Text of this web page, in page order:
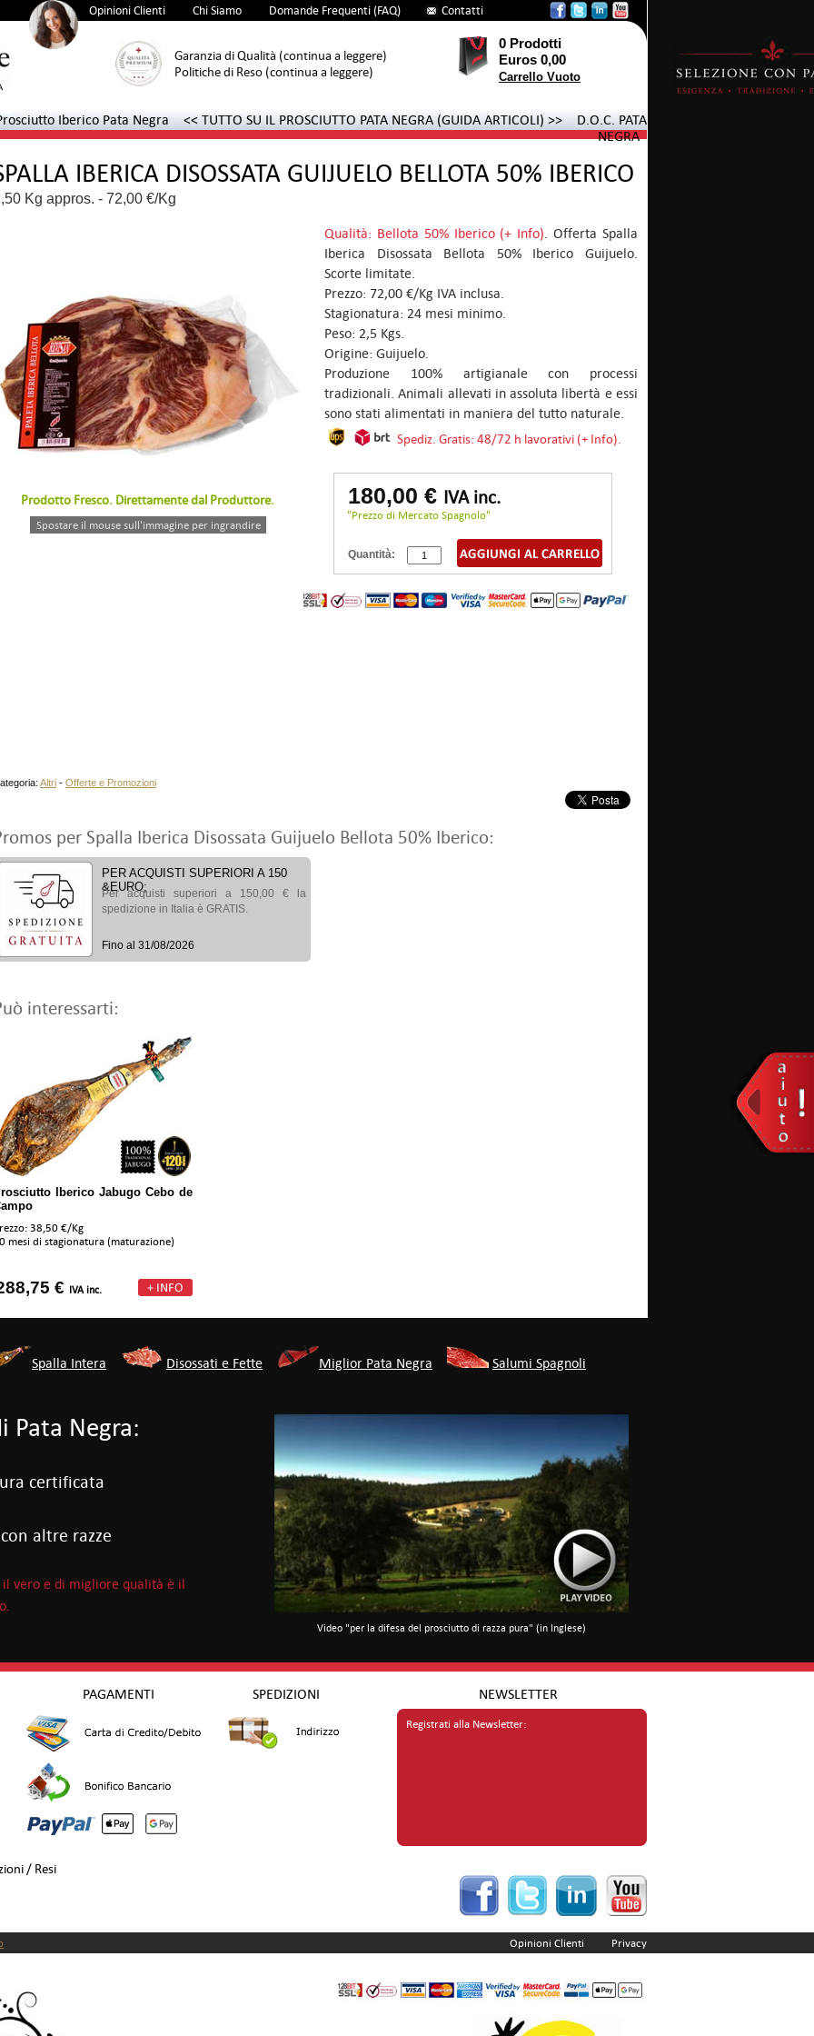
IBERICA DISOSSATA GUIJUELO BELLOTA 50% IBERICO
Qualità: Bellota 50% Iberico (+ Info) . Offerta Spalla
Iberica Disossata Bellota 50% Iberico Guijuelo.
Scorte limitate.
Prezzo: 72,00 €/Kg IVA inclusa.
Stagionatura: 24 mesi minimo.
Peso: 2,5 Kgs.
Origine: Guijuelo.
Produzione 100% artigianale con processi
tradizionali. Animali allevati in assoluta libertà e essi
sono stati alimentati in maniera del tutto naturale.
Altri - Offerte e Promozioni
per Spalla Iberica Disossata Guijuelo Bellota 50% Iberico:
PER ACQUISTI SUPERIORI A 150
&EURO;
Per acquisti superiori a 150,00 € la
spedizione in Italia è GRATIS.
Fino al 31/08/2026
interessarti:
Iberico Jabugo Cebo de
38,50 €/Kg
mesi di stagionatura (maturazione)
€ IVA inc.
Spalla Intera Disossati e Fette Miglior Pata Negra Salumi Spagnoli
Kg appros. - 72,00 €/Kg
Spostare il mouse sull'immagine per ingrandire
180,00 € IVA inc.
Quantità:
Spediz. Gratis: 48/72 h lavorativi (+ Info).
Pata Negra:
certificata
altre razze
vero e di migliore qualità è il
Video "per la difesa del prosciutto di razza pura" (in Inglese)
Opinioni Clienti Chi Siamo Domande Frequenti (FAQ) Contatti
0 Prodotti
Euros 0,00
Carrello Vuoto
Iberico Pata Negra << TUTTO SU IL PROSCIUTTO PATA NEGRA (GUIDA ARTICOLI) >>
D.O.C. PATA
NEGRA
Garanzia di Qualità (continua a leggere)
Politiche di Reso (continua a leggere)
Prodotto Fresco. Direttamente dal Produttore.
"Prezzo di Mercato Spagnolo"
PAGAMENTI SPEDIZIONI NEWSLETTER
Registrati alla Newsletter:
/ Resi
Opinioni Clienti Privacy
99%384